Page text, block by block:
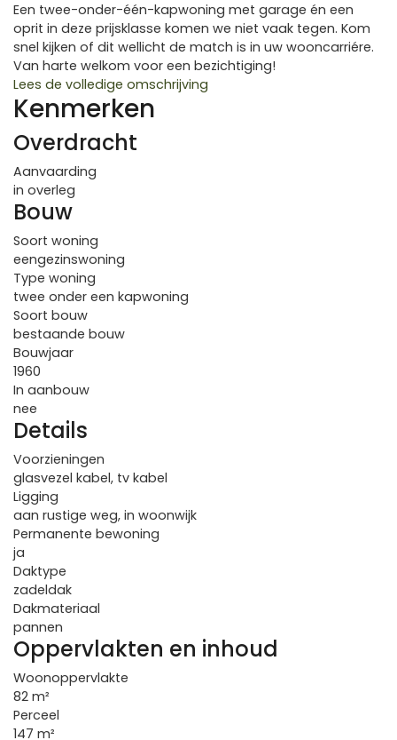
Een twee-onder-één-kapwoning met garage én een
oprit in deze prijsklasse komen we niet vaak tegen. Kom
snel kijken of dit wellicht de match is in uw wooncarriére.
Van harte welkom voor een bezichtiging!
Lees de volledige omschrijving
Kenmerken
Overdracht
Aanvaarding
in overleg
Bouw
Soort woning
eengezinswoning
Type woning
twee onder een kapwoning
Soort bouw
bestaande bouw
Bouwjaar
1960
In aanbouw
nee
Details
Voorzieningen
glasvezel kabel, tv kabel
Ligging
aan rustige weg, in woonwijk
Permanente bewoning
ja
Daktype
zadeldak
Dakmateriaal
pannen
Oppervlakten en inhoud
Woonoppervlakte
82 m²
Perceel
147 m²